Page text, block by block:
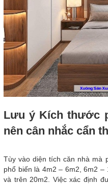
Lưu ý Kích thước
nên cân nhắc cẩn
Tùy vào diện tích căn nhà mà
phổ biến là 4m2 – 6m2, 6m2
và trên 20m2. Việc xác định